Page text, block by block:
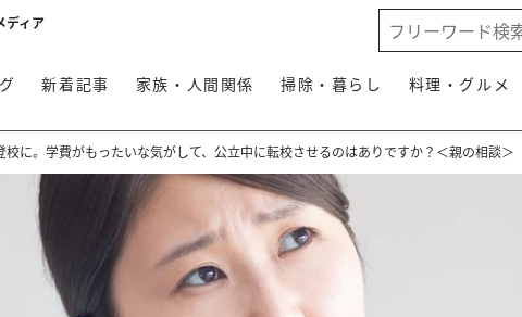
ディア
新着記事 家族・人間関係 掃除・暮らし 料理・グルメ
に。学費がもったいな気がして、公立中に転校させるのはありですか？＜親の相談＞